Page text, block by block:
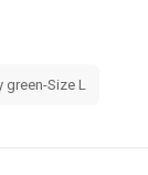
green-Size L